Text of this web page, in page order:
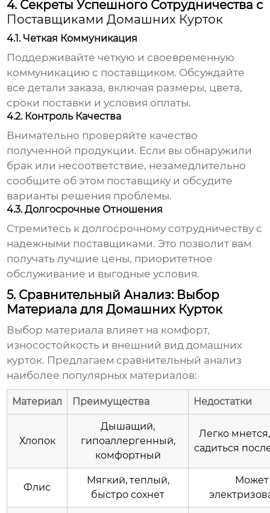
4. Секреты Успешного Сотрудничества с
Поставщиками Домашних Курток
4.1. Четкая Коммуникация
Поддерживайте четкую и своевременную
коммуникацию с поставщиком. Обсуждайте
все детали заказа, включая размеры, цвета,
сроки поставки и условия оплаты.
4.2. Контроль Качества
Внимательно проверяйте качество
полученной продукции. Если вы обнаружили
брак или несоответствие, незамедлительно
сообщите об этом поставщику и обсудите
варианты решения проблемы.
4.3. Долгосрочные Отношения
Стремитесь к долгосрочному сотрудничеству с
надежными поставщиками. Это позволит вам
получать лучшие цены, приоритетное
обслуживание и выгодные условия.
5. Сравнительный Анализ: Выбор
Материала для Домашних Курток
Выбор материала влияет на комфорт,
износостойкость и внешний вид домашних
курток. Предлагаем сравнительный анализ
наиболее популярных материалов:
Материал Преимущества Недостатки
Хлопок
Дышащий,
гипоаллергенный,
комфортный
Легко
садиться
Флис
Мягкий, теплый,
быстро сохнет
Может